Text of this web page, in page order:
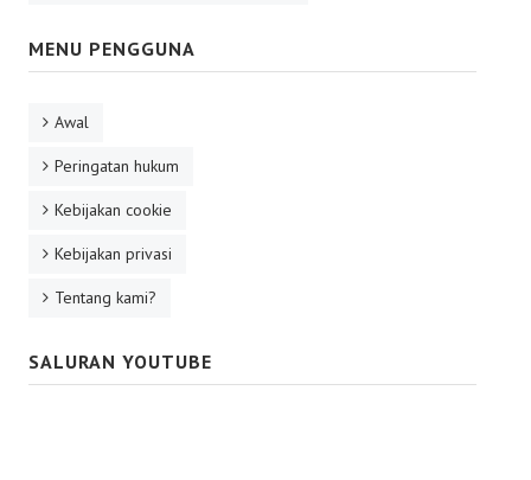
MENU PENGGUNA
Awal
Peringatan hukum
Kebijakan cookie
Kebijakan privasi
Tentang kami?
SALURAN YOUTUBE